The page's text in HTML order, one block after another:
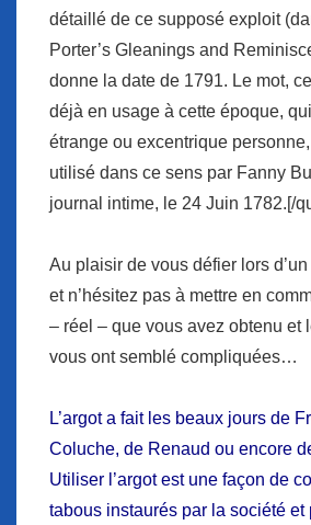
détaillé de ce supposé exploit
Porter’s Gleanings and
donne la date de 1791. Le mot,
déjà en usage à cette époque,
étrange ou excentrique
utilisé dans ce sens par Fanny
journal intime, le 24 Juin 1782.[/
Au plaisir de vous défier lors
et n’hésitez pas à mettre en
– réel – que vous avez obtenu et
vous ont semblé compliquées…
L’argot a fait les beaux jours de
Coluche, de Renaud ou encore
Utiliser l’argot est une façon de
tabous instaurés par la société et